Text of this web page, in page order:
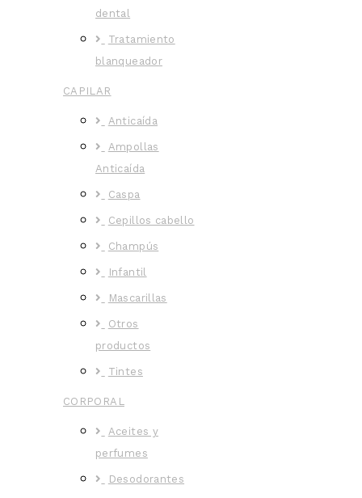
dental
Tratamiento
blanqueador
CAPILAR
Anticaída
Ampollas
Anticaída
Caspa
Cepillos cabello
Champús
Infantil
Mascarillas
Otros
productos
Tintes
CORPORAL
Aceites y
perfumes
Desodorantes